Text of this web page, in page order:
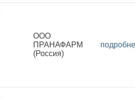
ООО
ПРАНАФАРМ
(Россия)